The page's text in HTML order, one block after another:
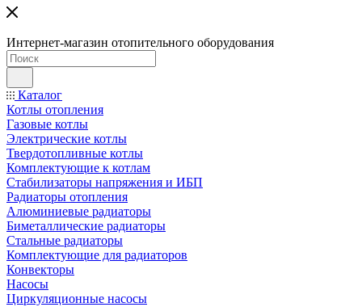
Интернет-магазин отопительного оборудования
Каталог
Котлы отопления
Газовые котлы
Электрические котлы
Твердотопливные котлы
Комплектующие к котлам
Стабилизаторы напряжения и ИБП
Радиаторы отопления
Алюминиевые радиаторы
Биметаллические радиаторы
Стальные радиаторы
Комплектующие для радиаторов
Конвекторы
Насосы
Циркуляционные насосы